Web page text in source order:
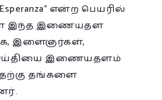
Esperanza” என்ற பெயரில்
இந்த இணையதள
இளைஞர்கள்,
இணையதளம்
தங்களை